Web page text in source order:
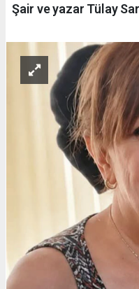
Şair ve yazar Tülay